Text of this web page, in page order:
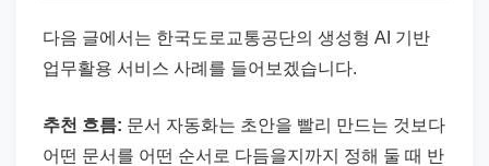
다음 글에서는 한국도로교통공단의 생성형 AI 기반
업무활용 서비스 사례를 들어보겠습니다.
추천 흐름: 문서 자동화는 초안을 빨리 만드는 것보다
어떤 문서를 어떤 순서로 다듬을지까지 정해 둘 때 반